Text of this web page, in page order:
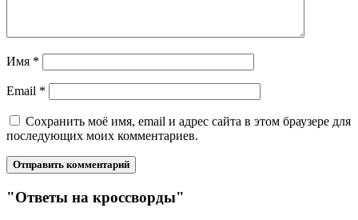
Имя *
Email *
Сохранить моё имя, email и адрес сайта в этом браузере для
последующих моих комментариев.
"Ответы на кроссворды"